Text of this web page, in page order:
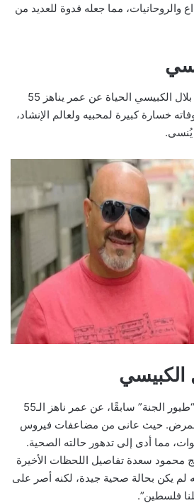
والروحانيات، مما جعله قدوة للعديد من
في 11 فبراير 2025، فارق بلال الكبيسي الحياة عن عمر يناهز 55
خسارة كبيرة لمحبيه ولعالم الإنشاد،
يُنسى.
الكبيسي
توفي بـلال الكبيسي، نجم “طيور الجنة” سابقًا، عن عمر ناهز الـ55
حيث عانى من مضاعفات فيروس
مما أدى إلى تدهور حالته الصحية.
سعدة تفاصيل اللحظات الأخيرة
لم يكن بحالة صحية جيدة، لكنه أصر على
فلسطين”.